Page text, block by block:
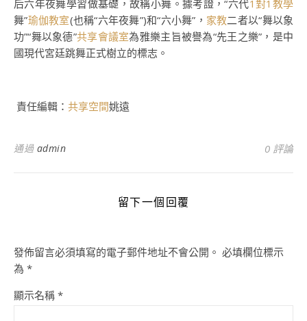
后六年夜舞學習做基礎，故稱小舞。據考證，“六代1對1教學
舞”瑜伽教室(也稱“六年夜舞”)和“六小舞”， 家教二者以“舞以象
功”“舞以象德”共享會議室為雅樂主旨被譽為“先王之樂”，是中
國現代宮廷跳舞正式樹立的標志。
責任編輯： 共享空間姚遠
通過 admin 0 評論
留下一個回覆
發佈留言必須填寫的電子郵件地址不會公開。 必填欄位標示
為 *
顯示名稱 *